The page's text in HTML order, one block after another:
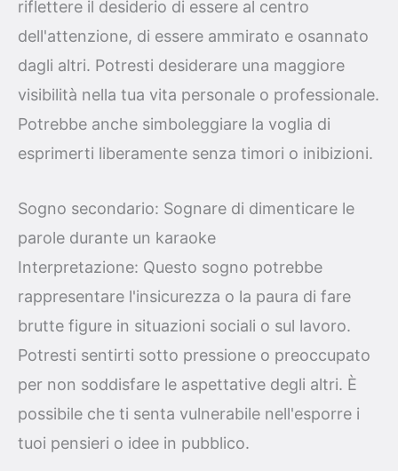
riflettere il desiderio di essere al centro
dell'attenzione, di essere ammirato e osannato
dagli altri. Potresti desiderare una maggiore
visibilità nella tua vita personale o professionale.
Potrebbe anche simboleggiare la voglia di
esprimerti liberamente senza timori o inibizioni.
Sogno secondario: Sognare di dimenticare le
parole durante un karaoke
Interpretazione: Questo sogno potrebbe
rappresentare l'insicurezza o la paura di fare
brutte figure in situazioni sociali o sul lavoro.
Potresti sentirti sotto pressione o preoccupato
per non soddisfare le aspettative degli altri. È
possibile che ti senta vulnerabile nell'esporre i
tuoi pensieri o idee in pubblico.